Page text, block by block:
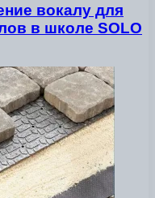
вокалу для
в школе SOLO